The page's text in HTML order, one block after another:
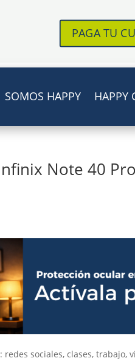
PAGA TU
SOMOS HAPPY HAPPY
Note 40 Pro
sociales, clases, trabajo,